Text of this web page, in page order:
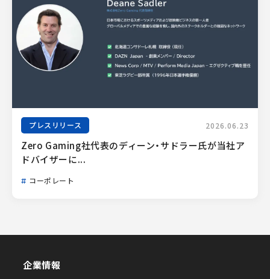
プレスリリース 2026.06.23
Zero Gaming社代表のディーン・サドラー氏が当社ア
ドバイザーに...
コーポレート
企業情報